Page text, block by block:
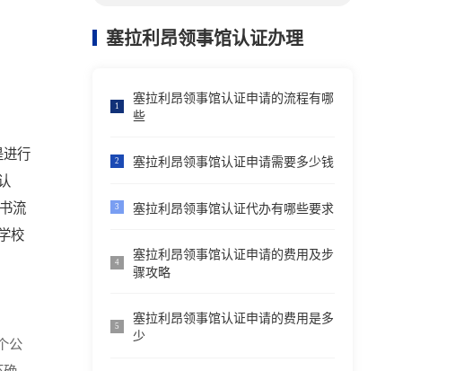
行
流
校
公
塞拉利昂领事馆认证办理
1
塞拉利昂领事馆认证申请的流程有哪
些
2 塞拉利昂领事馆认证申请需要多少钱
3 塞拉利昂领事馆认证代办有哪些要求
4
塞拉利昂领事馆认证申请的费用及步
骤攻略
5
塞拉利昂领事馆认证申请的费用是多
少